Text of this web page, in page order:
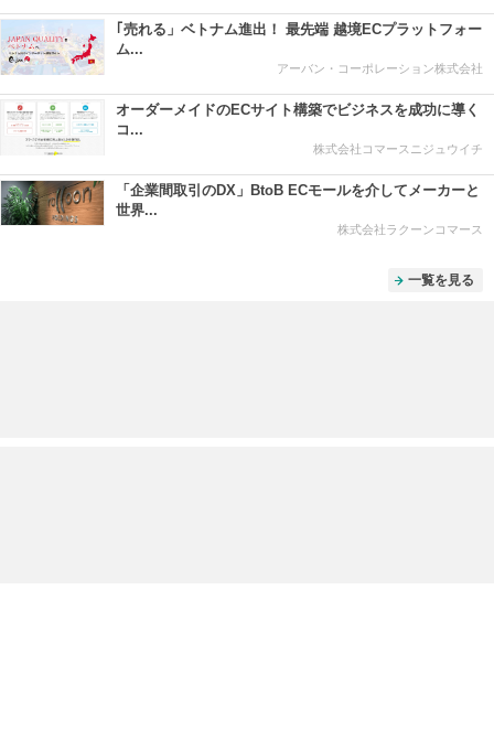
｢売れる」ベトナム進出！ 最先端 越境ECプラットフォー
ム...
アーバン・コーポレーション株式会社
オーダーメイドのECサイト構築でビジネスを成功に導く
コ...
株式会社コマースニジュウイチ
「企業間取引のDX」BtoB ECモールを介してメーカーと
世界...
株式会社ラクーンコマース
一覧を見る